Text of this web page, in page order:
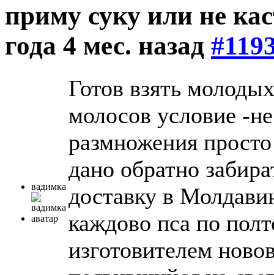
приму суку или не
года 4 мес. назад
вадимка
Готов взять
молосов условие -
размножения
дано обратно
доставку в
каждово пса по
изготовителем